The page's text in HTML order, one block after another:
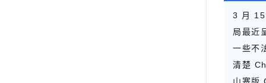
3 月 15
局最近
一些不
清楚
山寨版